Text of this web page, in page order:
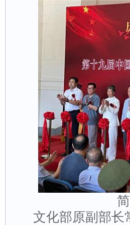
文化部原副部长